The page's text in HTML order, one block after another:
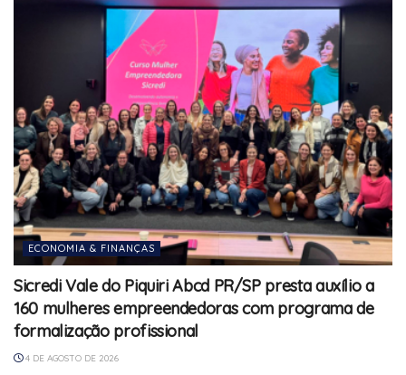
ECONOMIA & FINANÇAS
Sicredi Vale do Piquiri Abcd PR/SP presta auxílio a
160 mulheres empreendedoras com programa de
formalização profissional
4 DE AGOSTO DE 2026